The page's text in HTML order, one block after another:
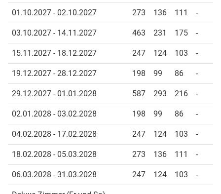
01.10.2027 - 02.10.2027 273 136 111 -
03.10.2027 - 14.11.2027 463 231 175 -
15.11.2027 - 18.12.2027 247 124 103 -
19.12.2027 - 28.12.2027 198 99 86 -
29.12.2027 - 01.01.2028 587 293 216 -
02.01.2028 - 03.02.2028 198 99 86 -
04.02.2028 - 17.02.2028 247 124 103 -
18.02.2028 - 05.03.2028 273 136 111 -
06.03.2028 - 31.03.2028 247 124 103 -